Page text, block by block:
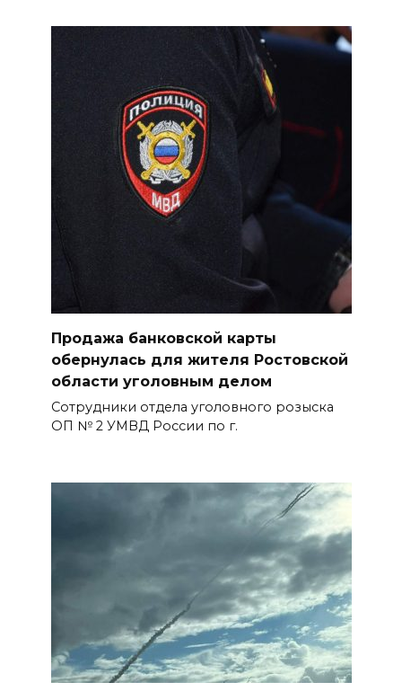
БОЛЬШЕ НОВОСТЕЙ
Продажа банковской карты
обернулась для жителя Ростовской
области уголовным делом
Сотрудники отдела уголовного розыска
ОП № 2 УМВД России по г.